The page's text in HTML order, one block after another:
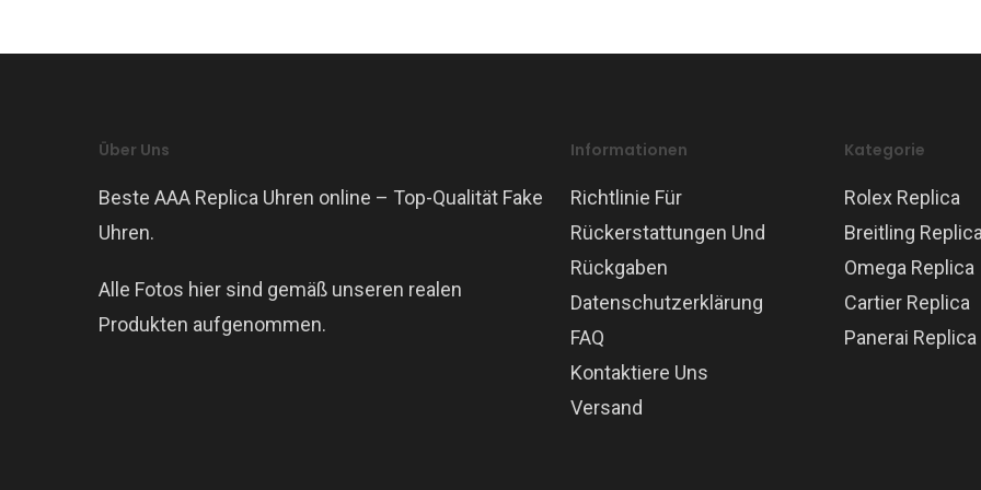
Über Uns
Beste AAA Replica Uhren online – Top-Qualität Fake
Uhren.
Alle Fotos hier sind gemäß unseren realen
Produkten aufgenommen.
Informationen
Richtlinie Für
Rückerstattungen Und
Rückgaben
Datenschutzerklärung
FAQ
Kontaktiere Uns
Versand
Kategorie
Rolex Replica
Breitling
Omega Replica
Cartier Replica
Panerai Replica